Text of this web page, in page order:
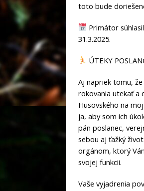
toto bude
Primátor
31.3.2025.
ÚTEKY
Aj napriek tomu,
rokovania utekať a
Husovského na
ja, aby som ich
pán poslanec,
sebou aj ťažký
orgánom, ktorý
svojej funkcii.
Vaše vyjadrenia